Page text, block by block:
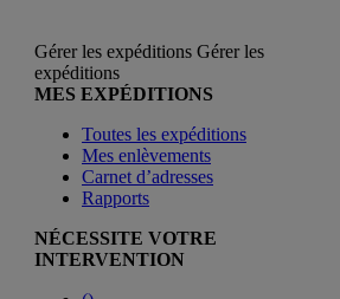
Gérer les expéditions Gérer les
expéditions
MES EXPÉDITIONS
Toutes les expéditions
Mes enlèvements
Carnet d’adresses
Rapports
NÉCESSITE VOTRE
INTERVENTION